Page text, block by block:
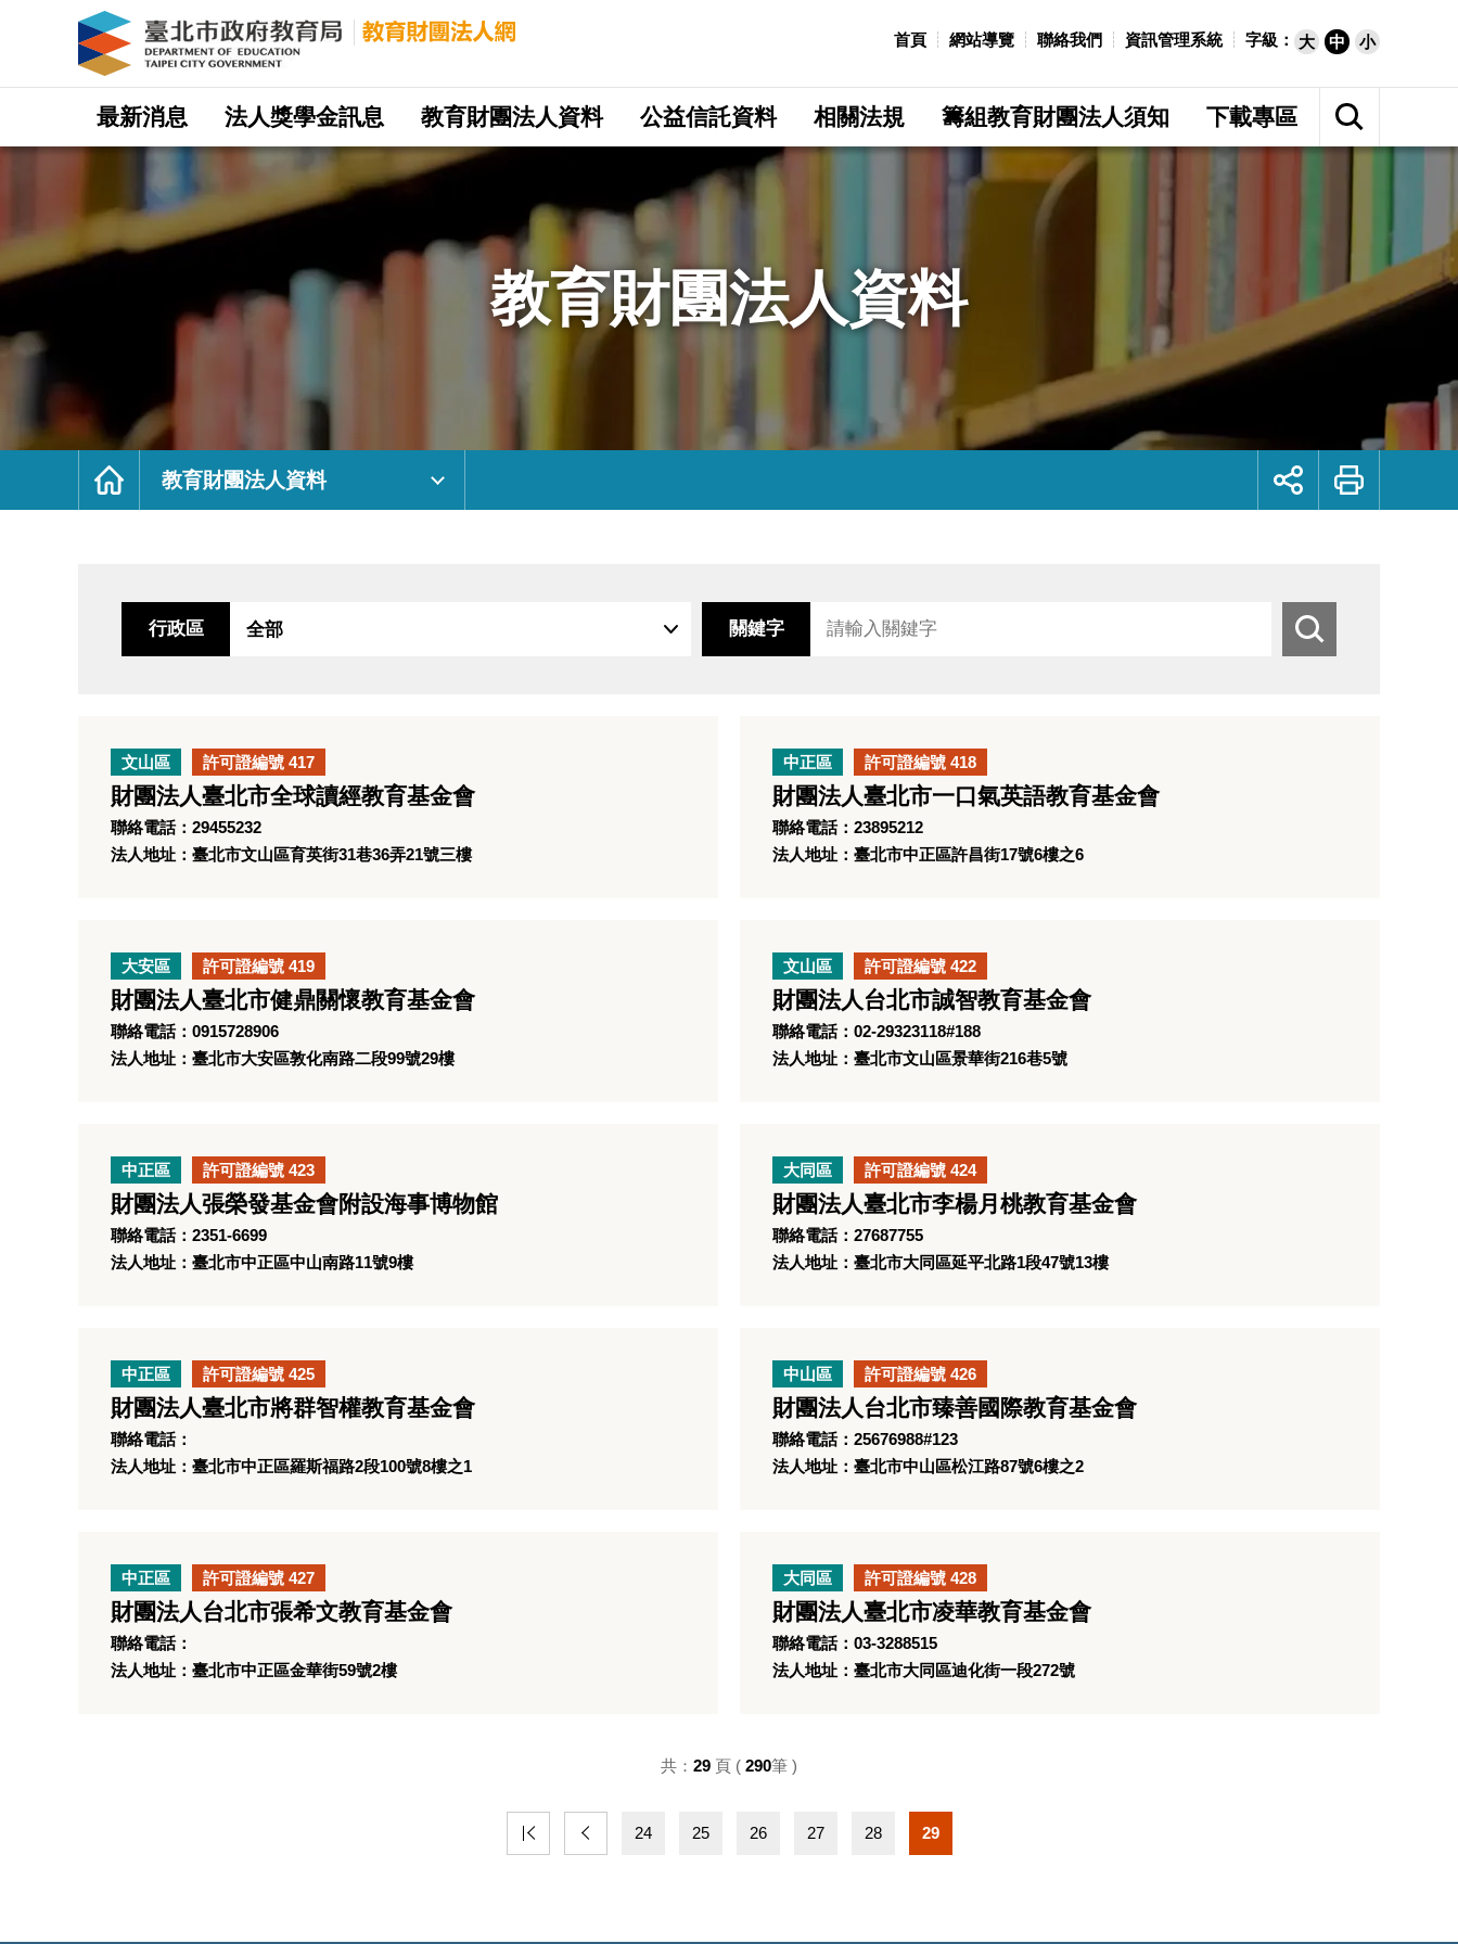
｜
府
首頁 網站導覽 聯絡我們 資訊管理系統 字級： 大 中 小
網
最新消息 法人獎學金訊息 教育財團法人資料 公益信託資料 相關法規 籌組教育財團法人須知 下載專區
展
開
網
站
尋
教育財團法人資料
首
教育財團法人資料
展
鈕
列
行政區 關鍵字
搜
尋
文山區 許可證編號 417
財團法人臺北市全球讀經教育基金會
聯絡電話：29455232
法人地址：臺北市文山區育英街31巷36弄21號三樓
中正區 許可證編號 418
財團法人臺北市一口氣英語教育基金會
聯絡電話：23895212
法人地址：臺北市中正區許昌街17號6樓之6
大安區 許可證編號 419
財團法人臺北市健鼎關懷教育基金會
聯絡電話：0915728906
法人地址：臺北市大安區敦化南路二段99號29樓
文山區 許可證編號 422
財團法人台北市誠智教育基金會
聯絡電話：02-29323118#188
法人地址：臺北市文山區景華街216巷5號
中正區 許可證編號 423
財團法人張榮發基金會附設海事博物館
聯絡電話：2351-6699
法人地址：臺北市中正區中山南路11號9樓
大同區 許可證編號 424
財團法人臺北市李楊月桃教育基金會
聯絡電話：27687755
法人地址：臺北市大同區延平北路1段47號13樓
中正區 許可證編號 425
財團法人臺北市將群智權教育基金會
聯絡電話：
法人地址：臺北市中正區羅斯福路2段100號8樓之1
中山區 許可證編號 426
財團法人台北市臻善國際教育基金會
聯絡電話：25676988#123
法人地址：臺北市中山區松江路87號6樓之2
中正區 許可證編號 427
財團法人台北市張希文教育基金會
聯絡電話：
法人地址：臺北市中正區金華街59號2樓
大同區 許可證編號 428
財團法人臺北市凌華教育基金會
聯絡電話：03-3288515
法人地址：臺北市大同區迪化街一段272號
24 25 26 27 28 29
共： 29 頁 ( 290筆 )